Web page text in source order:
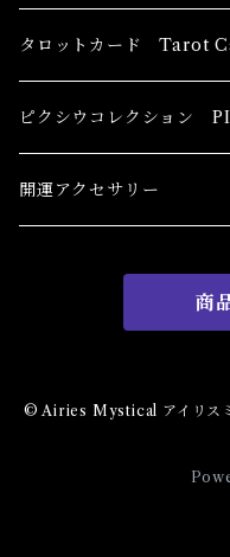
恋愛運
健康運 Health
金運 Money
キーチェーン
金運 Money
干支風水置き物
ブレスレット Bracelet
香油 Oils
恋愛 Love
金運 Money
スピリチュアル Spiritual
キャンドル Candles
恋愛 Love
線香 Stick Incense
パウダー Magical
仕事
バス＆フロアウォッシ
バスハーブ Bath Herb
タロットカード Tarot
初心者向け For The
中級者向け
ピクシウコレクション
開運アクセサリー
商
© Airies Mystical アイリス